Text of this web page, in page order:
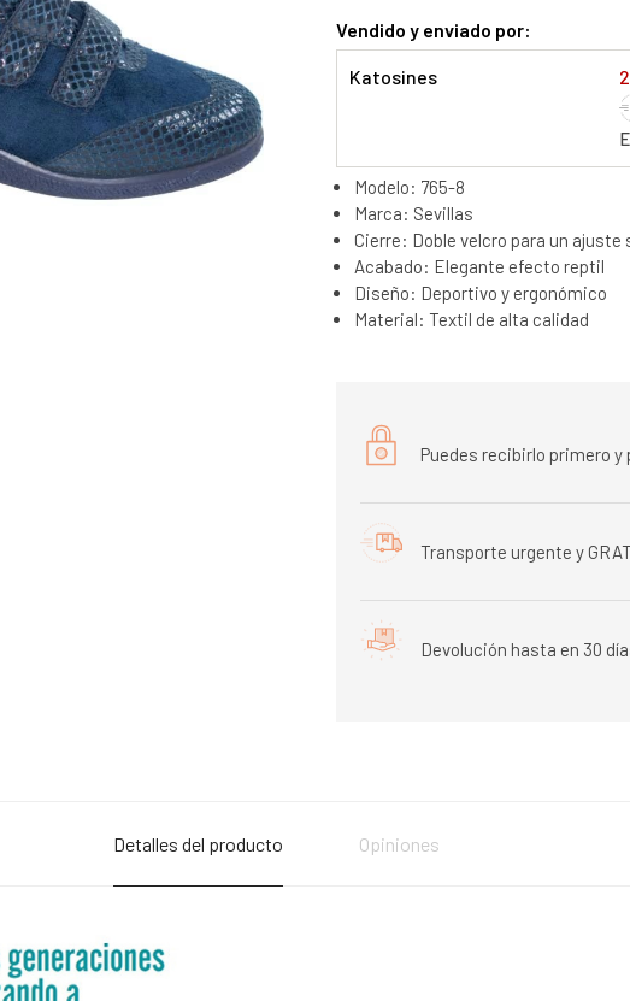
Vendido y enviado por:
Katosines
Modelo: 765-8
Marca: Sevillas
Cierre: Doble velcro para un ajuste
Acabado: Elegante efecto reptil
Diseño: Deportivo y ergonómico
Material: Textil de alta calidad
Puedes recibirlo primero y
Transporte urgente y
Devolución hasta en 30
Detalles del producto Opiniones